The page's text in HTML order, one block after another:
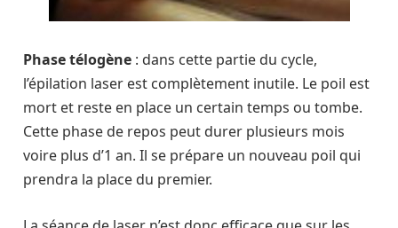
Phase télogène : dans cette partie du cycle,
l’épilation laser est complètement inutile. Le poil est
mort et reste en place un certain temps ou tombe.
Cette phase de repos peut durer plusieurs mois
voire plus d’1 an. Il se prépare un nouveau poil qui
prendra la place du premier.